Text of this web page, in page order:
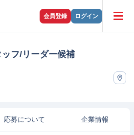
会員登録 ログイン
フ/リーダー候補
応募について 企業情報